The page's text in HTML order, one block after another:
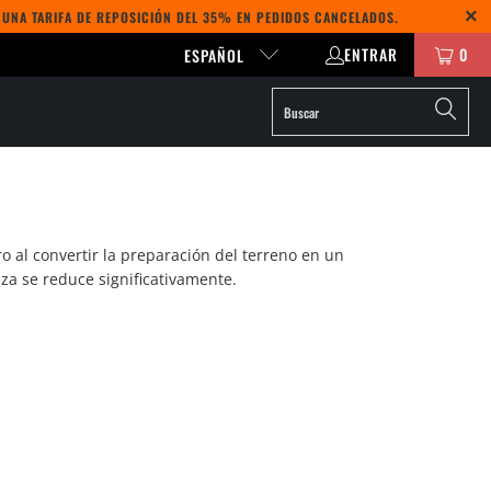
TARIFA DE REPOSICIÓN DEL 35% EN PEDIDOS CANCELADOS.
ESPAÑOL ENTRAR 0
al convertir la preparación del terreno en un
se reduce significativamente.